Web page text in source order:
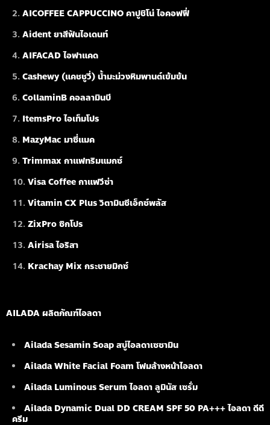
AICOFFEE CAPPUCCINO คาปูชิโน่ ไอคอฟฟี่
Aident ยาสีฟันไอเดนท์
AIFACAD ไอฟาแคด
Cashewy (แคชชูวี่) น้ำมะม่วงหิมพานต์เข้มข้น
CollaminB คอลลามินบี
ItemsPro ไอเท็มโปร
MazyMac มาซี่แมค
Trimmax กาแฟทริมแมกซ์
Visa Coffee กาแฟวีซ่า
Vitamin CX Plus วิตามินซีเอ็กซ์พลัส
ZixPro ซิกโปร
Airisa ไอริสา
Krachay Mix กระชายมิกซ์
AILADA ผลิตภัณฑ์ไอลดา
Ailada Sesamin Soapสบู่ไอลดาเซซามิน
Ailada White Facial Foamโฟมล้างหน้าไอลดา
Ailada Luminous Serumไอลดา ลูมินัส เซรั่ม
Ailada Dynamic Dual DD CREAM SPF 50 PA+++ ไอลดา ดีดี
ครีม